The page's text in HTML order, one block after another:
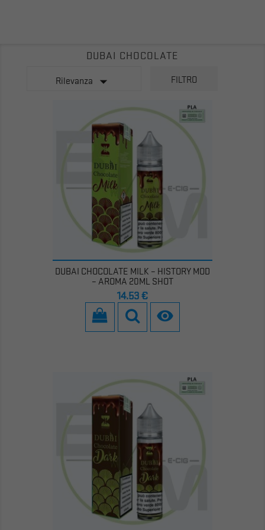
DUBAI CHOCOLATE
Rilevanza  FILTRO
DUBAI CHOCOLATE MILK – HISTORY MOD
– AROMA 20ML SHOT
Prezzo
14,53 €
